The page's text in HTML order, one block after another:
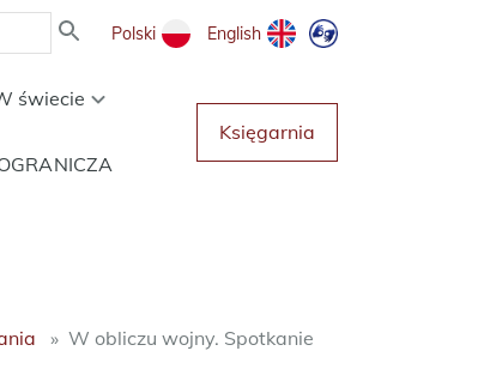
Polski English
świecie
Księgarnia
W obliczu wojny. Spotkanie